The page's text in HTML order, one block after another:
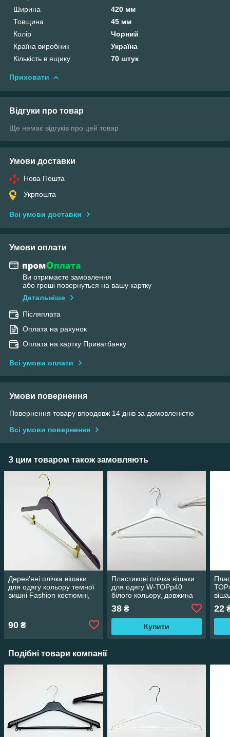
Ширина
420 мм
Товщина
45 мм
Колір
Чорний
Країна виробник
Україна
Кількість в ящику
70 штук
Приховати
Відгуки про товар
Ще немає відгуків про цей товар
Умови доставки
Нова Пошта
Укрпошта
Всі умови доставки
Умови оплати
Ви отримаєте замовлення
або гроші повернуться на вашу картку
Детальніше
Післяплата
Оплата на рахунок
Оплата на картку Приватбанку
Всі умови оплати
Умови повернення
Повернення товару впродовж 14 днів за домовленістю
Всі умови повернення
З цим товаром також замовляють
Дерев'яні плічка вішаки
для одягу кольору темної
вишні Fashion костюмні,
90 ₴
Пластикові плічка вішаки
для одягу W-ТОРр40
білого кольору, довжина
38₴
Купити
22
Подібні товари компанії